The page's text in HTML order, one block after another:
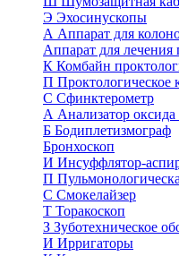
Э Эхосинускопы
А Аппарат для
Аппарат для лечения
К Комбайн
П Проктологическое
С Сфинктерометр
А Анализатор оксида
Б Бодиплетизмограф
Бронхоскоп
И Инсуффлятор-
П
С Смокелайзер
Т Торакоскоп
З Зуботехническое
И Ирригаторы